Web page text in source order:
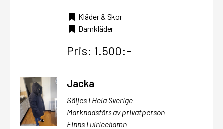
Kläder & Skor
Damkläder
Pris: 1.500:-
Jacka
Säljes i Hela Sverige
Marknadsförs av privatperson
Finns i ulricehamn